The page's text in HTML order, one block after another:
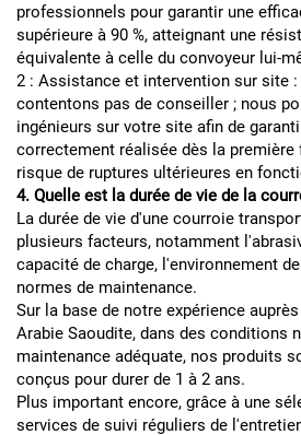
professionnels pour garantir une
supérieure à 90 %, atteignant une
équivalente à celle du convoyeur lui-
2 : Assistance et intervention sur site
contentons pas de conseiller ; nous
ingénieurs sur votre site afin de
correctement réalisée dès la
risque de ruptures ultérieures en
4. Quelle est la durée de vie de la
La durée de vie d'une courroie
plusieurs facteurs, notamment
capacité de charge, l'environnement
normes de maintenance.
Sur la base de notre expérience
Arabie Saoudite, dans des conditions
maintenance adéquate, nos produits
conçus pour durer de 1 à 2 ans.
Plus important encore, grâce à une
services de suivi réguliers de